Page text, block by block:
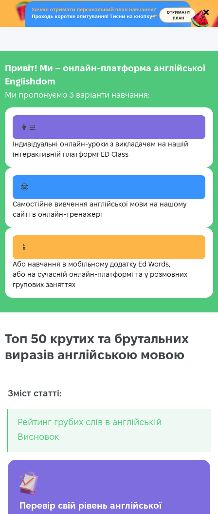
.
Привіт! Ми – онлайн-платформа англійської
Englishdom
Ми пропонуємо 3 варіанти навчання:
👩‍💻
Індивідуальні онлайн-уроки з викладачем на нашій
інтерактивній платформі ED Class
🤓
Самостійне вивчення англійської мови на нашому
сайті в онлайн-тренажері
📱
Або навчання в мобільному додатку Ed Words,
або на сучасній онлайн-платформі та у розмовних
групових заняттях
Топ 50 крутих та брутальних
виразів англійською мовою
Зміст статті:
Рейтинг грубих слів в англійській
Висновок
Перевір свій рівень англійської